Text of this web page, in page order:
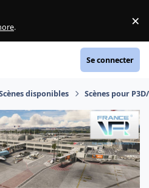
. ×
Se connecter
disponibles Scènes pour